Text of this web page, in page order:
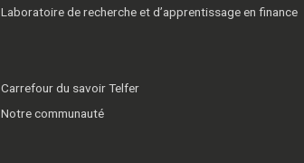
Laboratoire de recherche et d’apprentissage en finance
Carrefour du savoir Telfer
Notre communauté